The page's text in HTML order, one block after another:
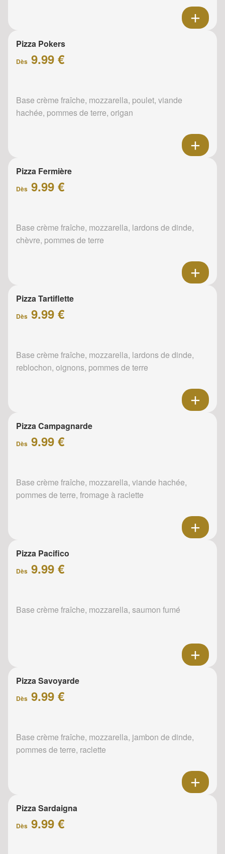
Pizza Pokers
Dès 9.99 €
Base crème fraîche, mozzarella, poulet, viande
hachée, pommes de terre, origan
Pizza Fermière
Dès 9.99 €
Base crème fraîche, mozzarella, lardons de dinde,
chèvre, pommes de terre
Pizza Tartiflette
Dès 9.99 €
Base crème fraîche, mozzarella, lardons de dinde,
reblochon, oignons, pommes de terre
Pizza Campagnarde
Dès 9.99 €
Base crème fraîche, mozzarella, viande hachée,
pommes de terre, fromage à raclette
Pizza Pacifico
Dès 9.99 €
Base crème fraîche, mozzarella, saumon fumé
Pizza Savoyarde
Dès 9.99 €
Base crème fraîche, mozzarella, jambon de dinde,
pommes de terre, raclette
Pizza Sardaigna
Dès 9.99 €